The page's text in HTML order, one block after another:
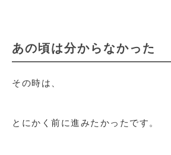
あの頃は分からなかった
その時は、
とにかく前に進みたかったです。